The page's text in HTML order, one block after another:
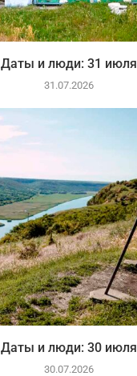
Даты и люди: 31 июля
31.07.2026
Даты и люди: 30 июля
30.07.2026